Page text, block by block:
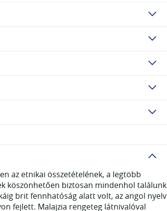
az etnikai összetételének, a legtöbb
köszönhetően biztosan mindenhol találunk
brit fennhatóság alatt volt, az angol nyelv
fejlett. Malajzia rengeteg látnivalóval